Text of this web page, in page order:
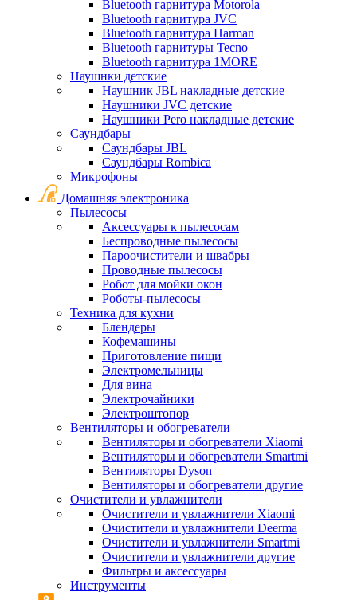
Bluetooth гарнитура Motorola
Bluetooth гарнитура JVC
Bluetooth гарнитура Harman
Bluetooth гарнитуры Tecno
Bluetooth гарнитура 1MORE
Наушнки детские
Наушник JBL накладные детские
Наушники JVC детские
Наушники Pero накладные детские
Саундбары
Саундбары JBL
Саундбары Rombica
Микрофоны
Домашняя электроника
Пылесосы
Аксессуары к пылесосам
Беспроводные пылесосы
Пароочистители и швабры
Проводные пылесосы
Робот для мойки окон
Роботы-пылесосы
Техника для кухни
Блендеры
Кофемашины
Приготовление пищи
Электромельницы
Для вина
Электрочайники
Электроштопор
Вентиляторы и обогреватели
Вентиляторы и обогреватели Xiaomi
Вентиляторы и обогреватели Smartmi
Вентиляторы Dyson
Вентиляторы и обогреватели другие
Очистители и увлажнители
Очистители и увлажнители Xiaomi
Очистители и увлажнители Deerma
Очистители и увлажнители Smartmi
Очистители и увлажнители другие
Фильтры и аксессуары
Инструменты